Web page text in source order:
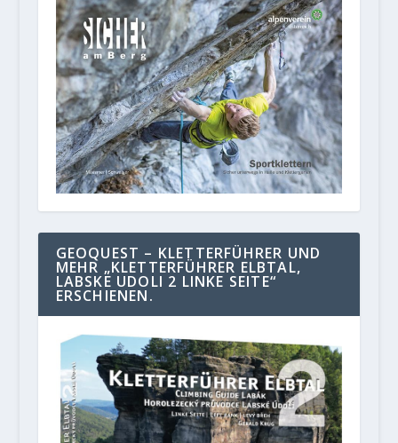
GEOQUEST – KLETTERFÜHRER UND
MEHR „KLETTERFÜHRER ELBTAL,
LABSKE UDOLI 2 LINKE SEITE“
ERSCHIENEN.